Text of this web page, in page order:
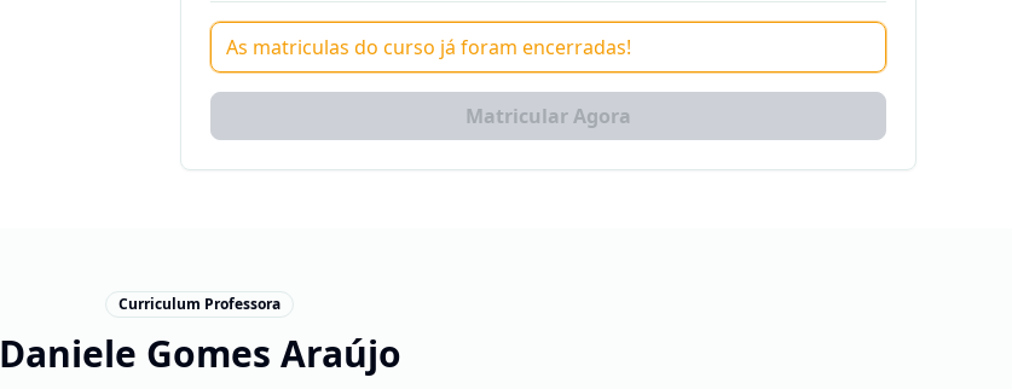
As matriculas do curso já foram encerradas!
Matricular Agora
Curriculum Professora
Daniele Gomes Araújo